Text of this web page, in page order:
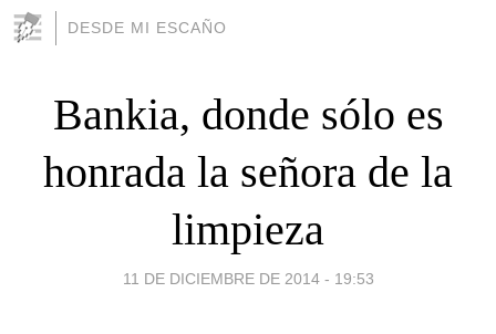
DESDE MI ESCAÑO
Bankia, donde sólo es
honrada la señora de la
limpieza
11 DE DICIEMBRE DE 2014 - 19:53